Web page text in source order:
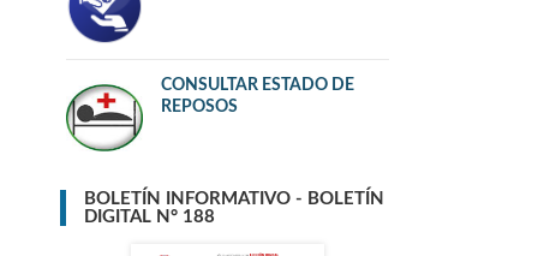
CONSULTAR ESTADO DE
REPOSOS
BOLETÍN INFORMATIVO - BOLETÍN
DIGITAL N° 188